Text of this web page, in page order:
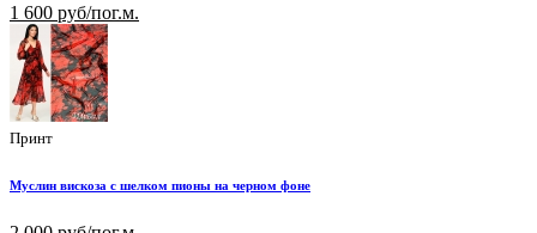
1 600 руб/пог.м.
Принт
Муслин вискоза с шелком пионы на черном фоне